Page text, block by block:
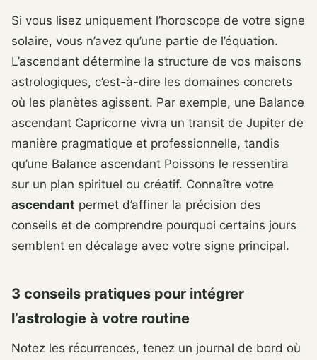
Si vous lisez uniquement l’horoscope de votre signe
solaire, vous n’avez qu’une partie de l’équation.
L’ascendant détermine la structure de vos maisons
astrologiques, c’est-à-dire les domaines concrets
où les planètes agissent. Par exemple, une Balance
ascendant Capricorne vivra un transit de Jupiter de
manière pragmatique et professionnelle, tandis
qu’une Balance ascendant Poissons le ressentira
sur un plan spirituel ou créatif. Connaître votre
ascendant permet d’affiner la précision des
conseils et de comprendre pourquoi certains jours
semblent en décalage avec votre signe principal.
3 conseils pratiques pour intégrer
l’astrologie à votre routine
Notez les récurrences, tenez un journal de bord où